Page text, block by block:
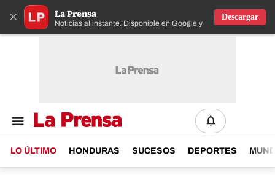
× La Prensa
Noticias al instante. Disponible en Google y IOS
Descargar
LO ÚLTIMO HONDURAS SUCESOS DEPORTES